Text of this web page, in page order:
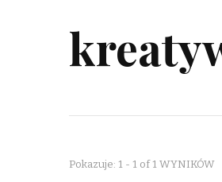
Pokazuje: 1 - 1 of 1 WYNIKÓW